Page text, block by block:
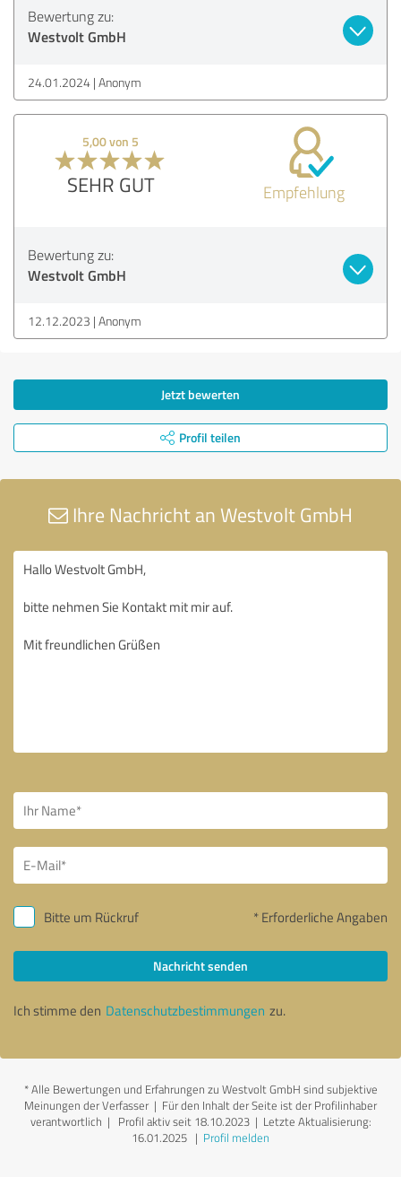
Bewertung zu:
Westvolt GmbH
24.01.2024 Anonym
5,00 von 5
SEHR GUT Empfehlung
Bewertung zu:
Westvolt GmbH
12.12.2023 Anonym
Jetzt bewerten
Profil teilen
Ihre Nachricht an Westvolt GmbH
Bitte um Rückruf * Erforderliche Angaben
Nachricht senden
Ich stimme den Datenschutzbestimmungen zu.
*Alle Bewertungen und Erfahrungen zu Westvolt GmbH sind subjektive
Meinungen der Verfasser | Für den Inhalt der Seite ist der Profilinhaber
verantwortlich | Profil aktiv seit 18.10.2023 | Letzte Aktualisierung:
16.01.2025 | Profil melden